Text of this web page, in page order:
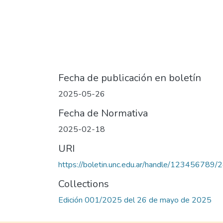
Fecha de publicación en boletín
2025-05-26
Fecha de Normativa
2025-02-18
URI
https://boletin.unc.edu.ar/handle/123456789/
Collections
Edición 001/2025 del 26 de mayo de 2025